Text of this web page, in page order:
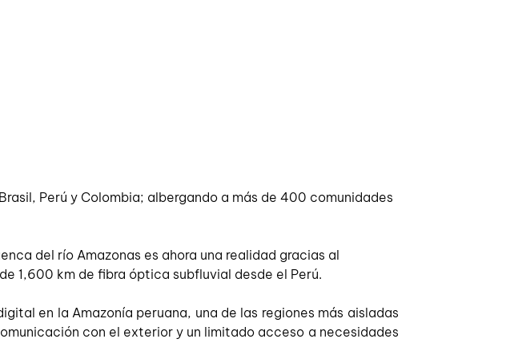
Perú y Colombia; albergando a más de 400 comunidades
del río Amazonas es ahora una realidad gracias al
1,600 km de fibra óptica subfluvial desde el Perú.
en la Amazonía peruana, una de las regiones más aisladas
con el exterior y un limitado acceso a necesidades